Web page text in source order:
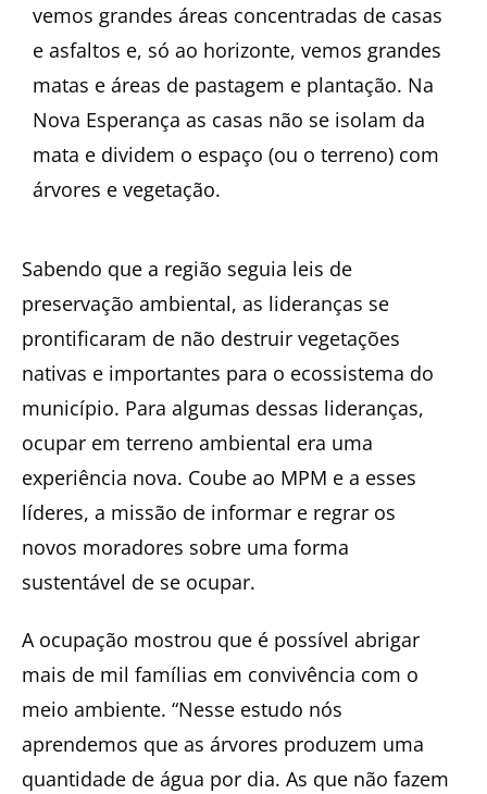
vemos grandes áreas concentradas de casas
e asfaltos e, só ao horizonte, vemos grandes
matas e áreas de pastagem e plantação. Na
Nova Esperança as casas não se isolam da
mata e dividem o espaço (ou o terreno) com
árvores e vegetação.
Sabendo que a região seguia leis de
preservação ambiental, as lideranças se
prontificaram de não destruir vegetações
nativas e importantes para o ecossistema do
município. Para algumas dessas lideranças,
ocupar em terreno ambiental era uma
experiência nova. Coube ao MPM e a esses
líderes, a missão de informar e regrar os
novos moradores sobre uma forma
sustentável de se ocupar.
A ocupação mostrou que é possível abrigar
mais de mil famílias em convivência com o
meio ambiente. “Nesse estudo nós
aprendemos que as árvores produzem uma
quantidade de água por dia. As que não fazem